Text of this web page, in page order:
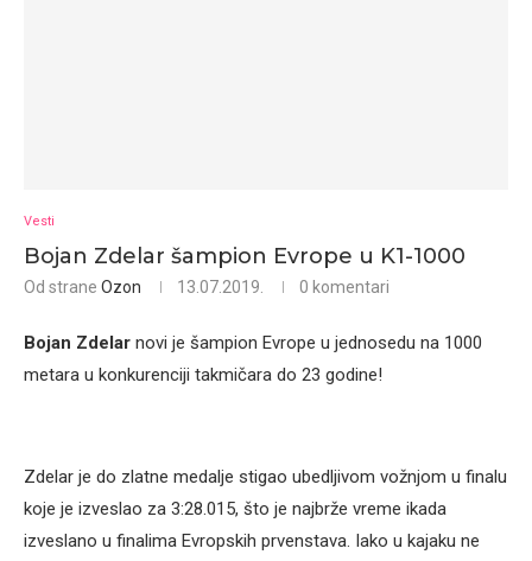
Vesti
Bojan Zdelar šampion Evrope u K1-1000
Od strane Ozon 13.07.2019. 0 komentari
Bojan Zdelar novi je šampion Evrope u jednosedu na 1000
metara u konkurenciji takmičara do 23 godine!
Zdelar je do zlatne medalje stigao ubedljivom vožnjom u finalu
koje je izveslao za 3:28.015, što je najbrže vreme ikada
izveslano u finalima Evropskih prvenstava. Iako u kajaku ne